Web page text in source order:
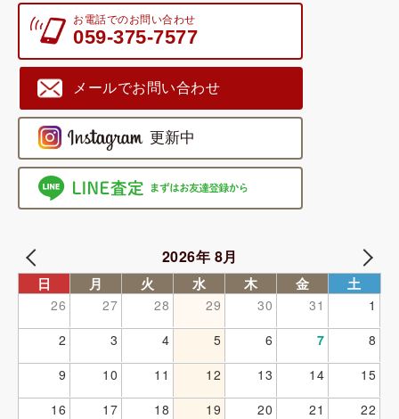
お電話でのお問い合わせ
059-375-7577
メールでお問い合わせ
2026年 8月
日 月 火 水 木 金 土
26 27 28 29 30 31
1
2
3 4 5 6 7
8
9
10 11 12 13 14
15
16
17 18 19 20 21
22